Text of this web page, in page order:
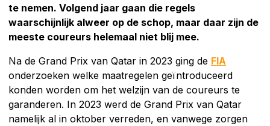
te nemen. Volgend jaar gaan die regels
waarschijnlijk alweer op de schop, maar daar zijn de
meeste coureurs helemaal niet blij mee.
Na de Grand Prix van Qatar in 2023 ging de FIA
onderzoeken welke maatregelen geïntroduceerd
konden worden om het welzijn van de coureurs te
garanderen. In 2023 werd de Grand Prix van Qatar
namelijk al in oktober verreden, en vanwege zorgen